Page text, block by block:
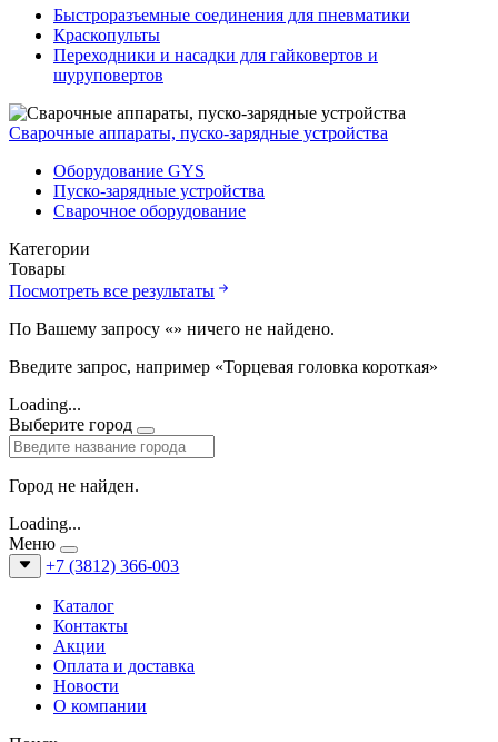
Быстроразъемные соединения для пневматики
Краскопульты
Переходники и насадки для гайковертов и
шуруповертов
Сварочные аппараты, пуско-зарядные устройства
Оборудование GYS
Пуско-зарядные устройства
Сварочное оборудование
Категории
Товары
Посмотреть все результаты
По Вашему запросу «» ничего не найдено.
Введите запрос, например «Торцевая головка короткая»
Loading...
Выберите город
Город не найден.
Loading...
Меню
+7 (3812) 366-003
Каталог
Контакты
Акции
Оплата и доставка
Новости
О компании